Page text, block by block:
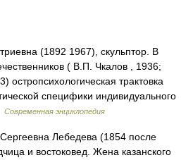
(1892 1967), скульптор. В
( В.П. Чкалов , 1936;
остропсихологическая трактовка
специфики индивидуального
Современная энциклопедия
Лебедева (1854 после
и востоковед. Жена казанского